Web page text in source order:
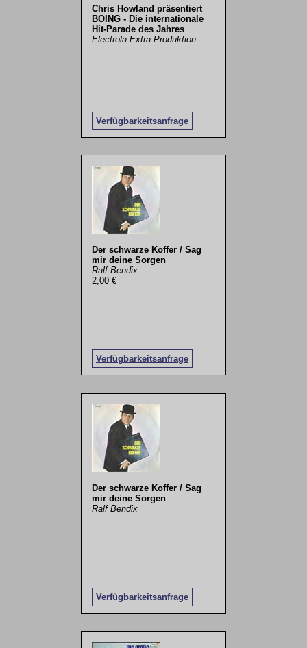
Chris Howland präsentiert
BOING - Die internationale
Hit-Parade des Jahres
Electrola Extra-Produktion
Verfügbarkeitsanfrage
Der schwarze Koffer / Sag
mir deine Sorgen
Ralf Bendix
2,00 €
Verfügbarkeitsanfrage
Der schwarze Koffer / Sag
mir deine Sorgen
Ralf Bendix
Verfügbarkeitsanfrage